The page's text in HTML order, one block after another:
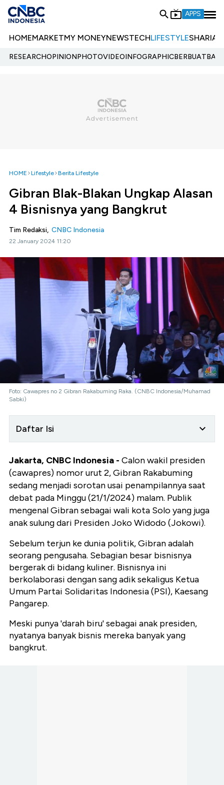
APPS
HOMEMARKETMY MONEYNEWSTECHLIFESTYLESHARIA
RESEARCHOPINIONPHOTOVIDEOINFOGRAPHIC
HOME Lifestyle Berita Lifestyle
Gibran Blak-Blakan Ungkap Alasan
4 Bisnisnya yang Bangkrut
Tim Redaksi, CNBC Indonesia
22 January 2024 11:20
Foto: Cawapres no 2 Gibran Rakabuming Raka. (CNBC Indonesia/Muhamad
Sabki)
Daftar Isi
Jakarta, CNBC Indonesia - Calon wakil presiden
(cawapres) nomor urut 2, Gibran Rakabuming
sedang menjadi sorotan usai penampilannya saat
debat pada Minggu (21/1/2024) malam. Publik
mengenal Gibran sebagai wali kota Solo yang juga
anak sulung dari Presiden Joko Widodo (Jokowi).
Sebelum terjun ke dunia politik, Gibran adalah
seorang pengusaha. Sebagian besar bisnisnya
bergerak di bidang kuliner. Bisnisnya ini
berkolaborasi dengan sang adik sekaligus Ketua
Umum Partai Solidaritas Indonesia (PSI), Kaesang
Pangarep.
Meski punya 'darah biru' sebagai anak presiden,
nyatanya banyak bisnis mereka banyak yang
bangkrut.